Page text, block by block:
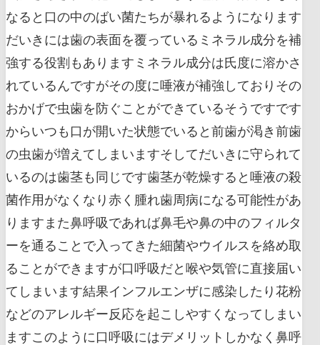
なると口の中のばい菌たちが暴れるようになります
だいきには歯の表面を覆っているミネラル成分を補
強する役割もありますミネラル成分は氏度に溶かさ
れているんですがその度に唾液が補強しておりその
おかげで虫歯を防ぐことができているそうですです
からいつも口が開いた状態でいると前歯が渇き前歯
の虫歯が増えてしまいますそしてだいきに守られて
いるのは歯茎も同じです歯茎が乾燥すると唾液の殺
菌作用がなくなり赤く腫れ歯周病になる可能性があ
りますまた鼻呼吸であれば鼻毛や鼻の中のフィルタ
ーを通ることで入ってきた細菌やウイルスを絡め取
ることができますが口呼吸だと喉や気管に直接届い
てしまいます結果インフルエンザに感染したり花粉
などのアレルギー反応を起こしやすくなってしまい
ますこのように口呼吸にはデメリットしかなく鼻呼